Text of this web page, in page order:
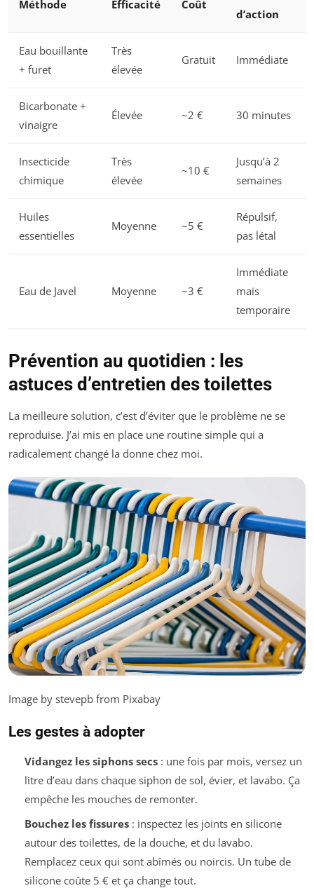
Méthode Efficacité Coût
d’action
Eau bouillante
+ furet
Très
élevée
Gratuit Immédiate
Bicarbonate +
vinaigre
Élevée ~2 € 30 minutes
Insecticide
chimique
Très
élevée
~10 €
Jusqu’à 2
semaines
Huiles
essentielles
Moyenne ~5 €
Répulsif,
pas létal
Eau de Javel Moyenne ~3 €
Immédiate
mais
temporaire
Prévention au quotidien : les
astuces d’entretien des toilettes
La meilleure solution, c’est d’éviter que le problème ne se
reproduise. J’ai mis en place une routine simple qui a
radicalement changé la donne chez moi.
Image by stevepb from Pixabay
Les gestes à adopter
Vidangez les siphons secs: une fois par mois, versez un
litre d’eau dans chaque siphon de sol, évier, et lavabo. Ça
empêche les mouches de remonter.
Bouchez les fissures: inspectez les joints en silicone
autour des toilettes, de la douche, et du lavabo.
Remplacez ceux qui sont abîmés ou noircis. Un tube de
silicone coûte 5 € et ça change tout.